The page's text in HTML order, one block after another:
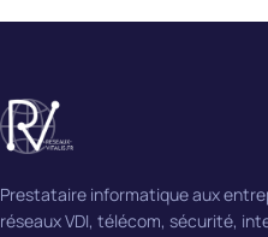
Prestataire informatique aux
réseaux VDI, télécom, sécurité,